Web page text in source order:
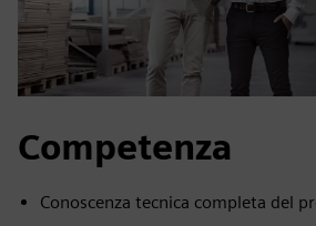
Competenza
Conoscenza tecnica completa del